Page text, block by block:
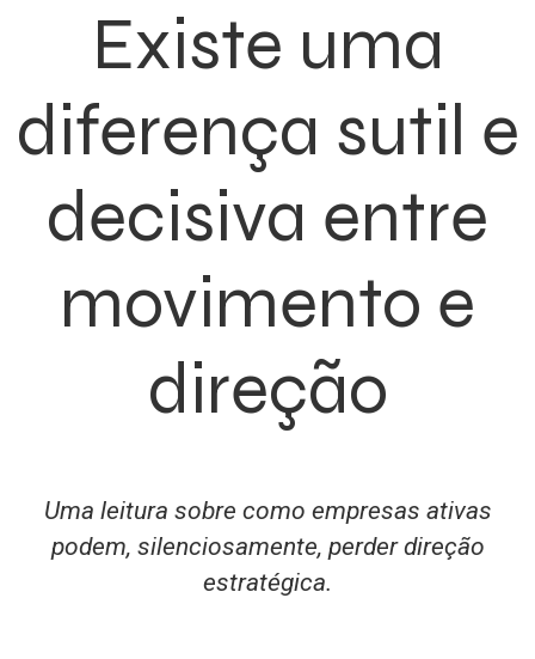
Existe uma
diferença sutil e
decisiva entre
movimento e
direção
Uma leitura sobre como empresas ativas
podem, silenciosamente, perder direção
estratégica.